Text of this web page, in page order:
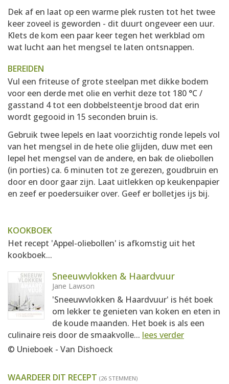
Dek af en laat op een warme plek rusten tot het twee
keer zoveel is geworden - dit duurt ongeveer een uur.
Klets de kom een paar keer tegen het werkblad om
wat lucht aan het mengsel te laten ontsnappen.
BEREIDEN
Vul een friteuse of grote steelpan met dikke bodem
voor een derde met olie en verhit deze tot 180 °C /
gasstand 4 tot een dobbelsteentje brood dat erin
wordt gegooid in 15 seconden bruin is.
Gebruik twee lepels en laat voorzichtig ronde lepels vol
van het mengsel in de hete olie glijden, duw met een
lepel het mengsel van de andere, en bak de oliebollen
(in porties) ca. 6 minuten tot ze gerezen, goudbruin en
door en door gaar zijn. Laat uitlekken op keukenpapier
en zeef er poedersuiker over. Geef er bolletjes ijs bij.
KOOKBOEK
Het recept 'Appel-oliebollen' is afkomstig uit het
kookboek...
Sneeuwvlokken & Haardvuur
Jane Lawson
'Sneeuwvlokken & Haardvuur' is hét boek
om lekker te genieten van koken en eten in
de koude maanden. Het boek is als een
culinaire reis door de smaakvolle... lees verder
© Unieboek - Van Dishoeck
WAARDEER DIT RECEPT (26 STEMMEN)